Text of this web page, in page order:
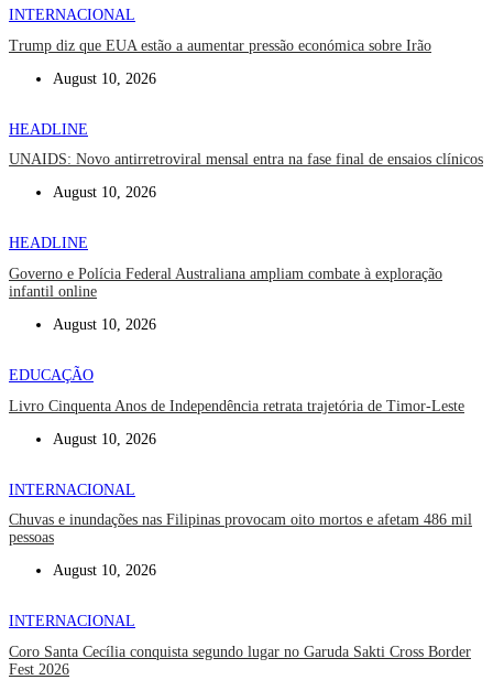
INTERNACIONAL
Trump diz que EUA estão a aumentar pressão económica sobre Irão
August 10, 2026
HEADLINE
UNAIDS: Novo antirretroviral mensal entra na fase final de ensaios clínicos
August 10, 2026
HEADLINE
Governo e Polícia Federal Australiana ampliam combate à exploração
infantil online
August 10, 2026
EDUCAÇÃO
Livro Cinquenta Anos de Independência retrata trajetória de Timor-Leste
August 10, 2026
INTERNACIONAL
Chuvas e inundações nas Filipinas provocam oito mortos e afetam 486 mil
pessoas
August 10, 2026
INTERNACIONAL
Coro Santa Cecília conquista segundo lugar no Garuda Sakti Cross Border
Fest 2026